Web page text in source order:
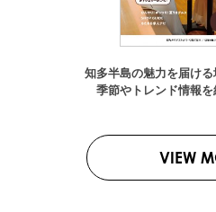
知多半島の魅力を届ける
季節やトレンド情報を
VIEW